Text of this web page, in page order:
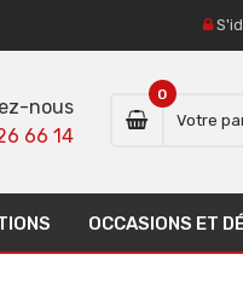
nous
66 14
Votre
0
OCCASIONS ET